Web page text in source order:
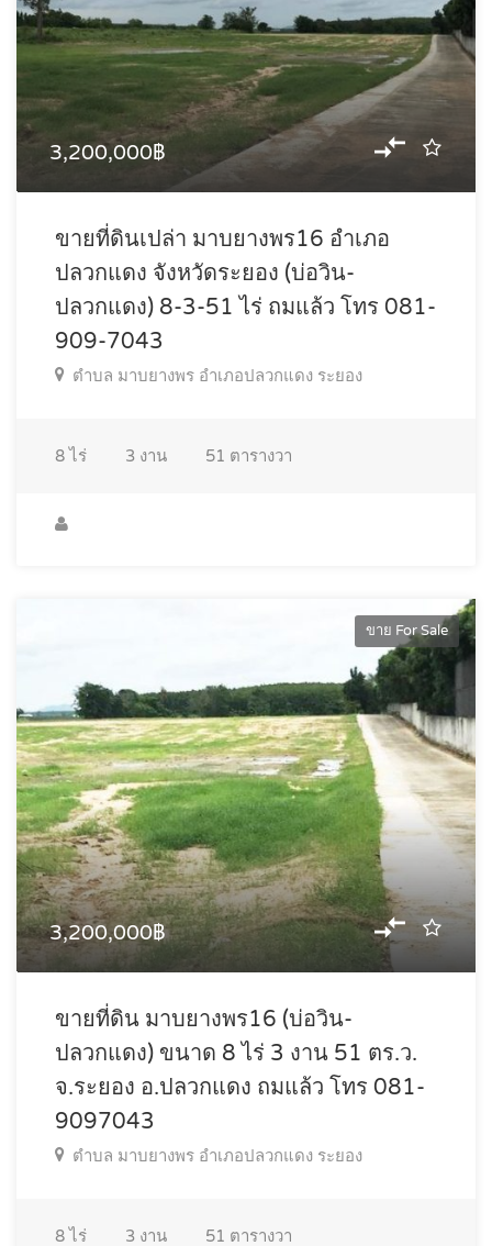
3,200,000฿
ขายที่ดินเปล่า มาบยางพร16 อำเภอ
ปลวกแดง จังหวัดระยอง (บ่อวิน-
ปลวกแดง) 8-3-51 ไร่ ถมแล้ว โทร 081-
909-7043
ตำบล มาบยางพร อำเภอปลวกแดง ระยอง
8ไร่ 3 งาน 51 ตารางวา
ขาย For Sale
3,200,000฿
ขายที่ดิน มาบยางพร16 (บ่อวิน-
ปลวกแดง) ขนาด 8 ไร่ 3 งาน 51 ตร.ว.
จ.ระยอง อ.ปลวกแดง ถมแล้ว โทร 081-
9097043
ตำบล มาบยางพร อำเภอปลวกแดง ระยอง
8ไร่ 3 งาน 51 ตารางวา